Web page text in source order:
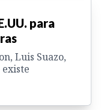
para
Luis Suazo,